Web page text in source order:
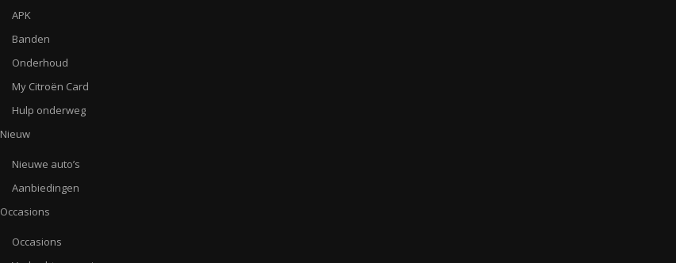
APK
Banden
Onderhoud
My Citroën Card
Hulp onderweg
Nieuw
Nieuwe auto’s
Aanbiedingen
Occasions
Occasions